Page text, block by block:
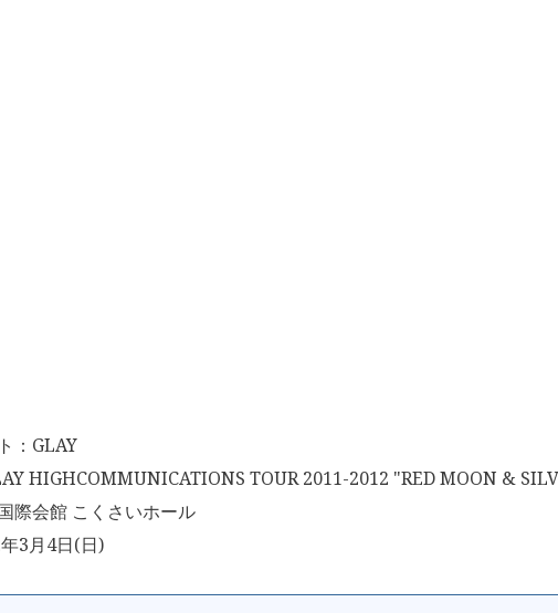
：GLAY
HIGHCOMMUNICATIONS TOUR 2011-2012 "RED MOON &
際会館 こくさいホール
3月4日(日)